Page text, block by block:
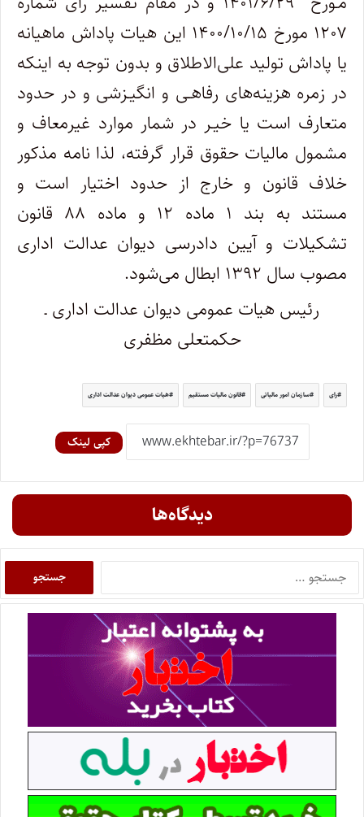
۱۲۰۷ مورخ ۱۴۰۰/۱۰/۱۵ این هیات پاداش ماهیانه
یا پاداش تولید علی‌الاطلاق و بدون توجه به اینکه
در زمره هزینه‌های رفاهـی و انگیـزشی و در حدود
متعارف است یا خیـر در شمار موارد غیرمعاف و
مشمول مالیات حقوق قرار گرفته، لذا نامه مذکور
خلاف قانون و خارج از حدود اختیار است و
مستند به بند ۱ ماده ۱۲ و ماده ۸۸ قانون
تشکیلات و آیین دادرسی دیوان عدالت اداری
مصوب سال ۱۳۹۲ ابطال می‌شود.
رئیس هیات عمومی دیوان عدالت اداری ـ
حکمتعلی مظفری
رای سازمان امور مالیاتی قانون مالیات مستقیم هیات عمومی دیوان عدالت اداری
کپی لینک
دیدگاه‌ها